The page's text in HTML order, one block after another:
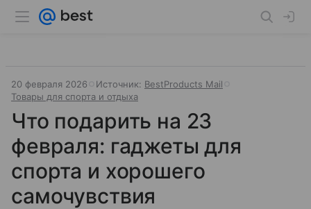
20 февраля 2026 Источник: BestProducts Mail
Товары для спорта и отдыха
Что подарить на 23
февраля: гаджеты для
спорта и хорошего
самочувствия